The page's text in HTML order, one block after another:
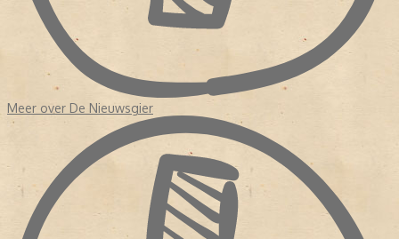
Meer over De Nieuwsgier